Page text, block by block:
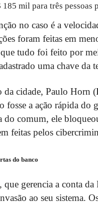
mil para três pessoas
no caso é a
foram feitas em
que tudo foi feito por
uma chave da
da cidade, Paulo Horn
fosse a ação rápida do
do comum, ele
feitas pelos
do banco
, que gerencia a conta
ao seu sistema.